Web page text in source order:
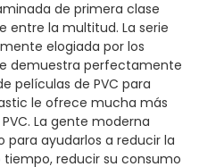
de primera clase
entre la multitud. La serie
elogiada por los
demuestra perfectamente
películas de PVC para
le ofrece mucha más
La gente moderna
ayudarlos a reducir la
reducir su consumo